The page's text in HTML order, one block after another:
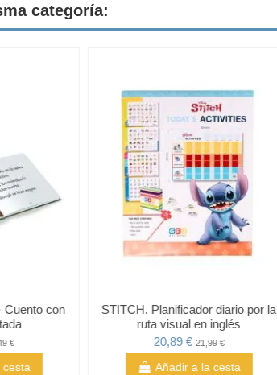
categoría:
Cuento con
€
cesta
STITCH. Planificador diario por la
ruta visual en inglés
20,89 €21,99 €
Añadir a la cesta